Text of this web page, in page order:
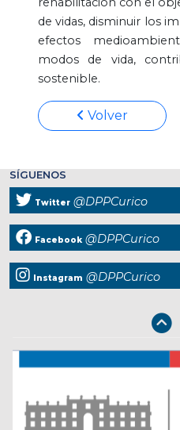
de vidas, disminuir los
efectos
modos de vida,
sostenible.
Volver
SÍGUENOS
Twitter @DPPCurico
Facebook @DPPCurico
Instagram @DPPCurico